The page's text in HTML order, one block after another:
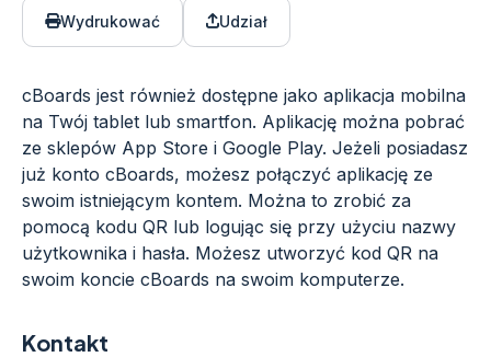
Wydrukować Udział
cBoards jest również dostępne jako aplikacja mobilna
na Twój tablet lub smartfon. Aplikację można pobrać
ze sklepów App Store i Google Play. Jeżeli posiadasz
już konto cBoards, możesz połączyć aplikację ze
swoim istniejącym kontem. Można to zrobić za
pomocą kodu QR lub logując się przy użyciu nazwy
użytkownika i hasła. Możesz utworzyć kod QR na
swoim koncie cBoards na swoim komputerze.
Kontakt